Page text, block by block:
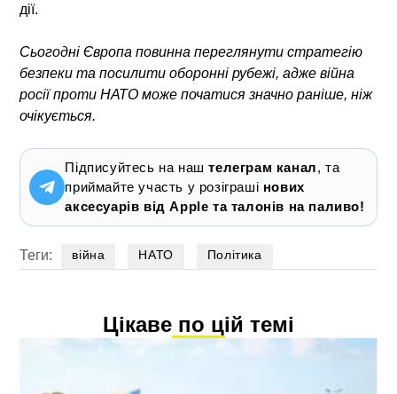
дії.
Сьогодні Європа повинна переглянути стратегію
безпеки та посилити оборонні рубежі, адже війна
росії проти НАТО може початися значно раніше, ніж
очікується.
Підписуйтесь на наштелеграм канал, та
приймайте участь у розіграші нових
аксесуарів від Apple та талонів на паливо!
Теги: війна НАТО Політика
Цікаве по цій темі